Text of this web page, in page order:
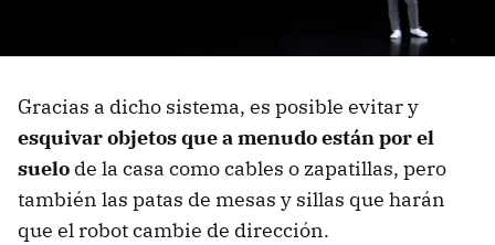
Gracias a dicho sistema, es posible evitar y
esquivar objetos que a menudo están por el
suelo de la casa como cables o zapatillas, pero
también las patas de mesas y sillas que harán
que el robot cambie de dirección.